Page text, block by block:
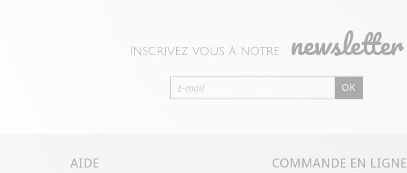
Inscrivez vous à notre newsletter
OK
AIDE COMMANDE EN LIGNE